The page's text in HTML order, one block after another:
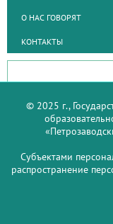
О НАС ГОВОРЯТ
КОНТАКТЫ
© 2025 г.,
Субъектами
распространение